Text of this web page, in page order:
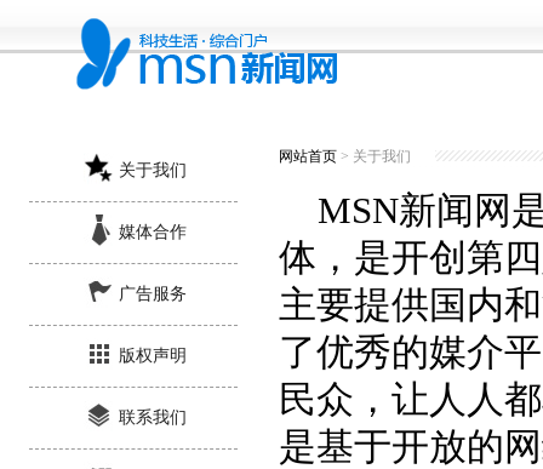
关于我们
媒体合作
广告服务
版权声明
联系我们
网站首页 > 关于我们
MSN新闻网
体，是开创第
主要提供国内
了优秀的媒介
民众，让人人
是基于开放的